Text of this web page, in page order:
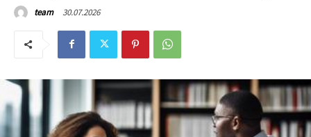
team 30.07.2026